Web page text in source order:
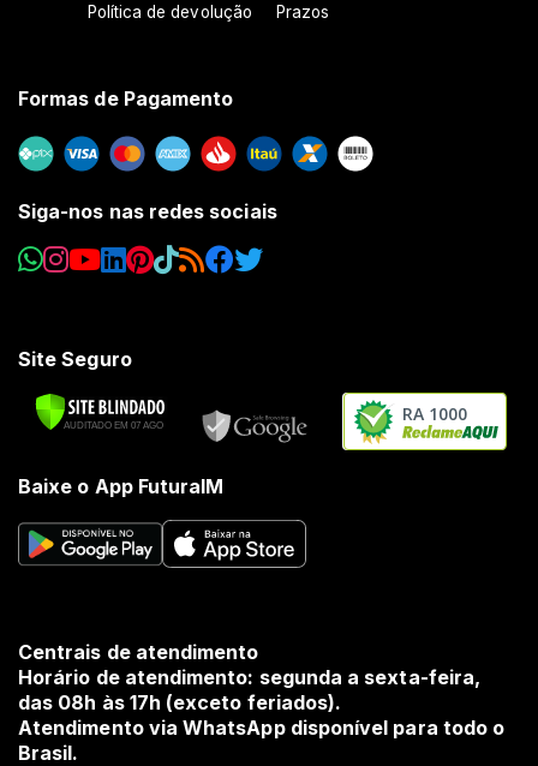
Política de devolução Prazos
Formas de Pagamento
Siga-nos nas redes sociais
Site Seguro
RA 1000
Baixe o App FuturaIM
Centrais de atendimento
Horário de atendimento: segunda a sexta-feira,
das 08h às 17h (exceto feriados).
Atendimento via WhatsApp disponível para todo o
Brasil.